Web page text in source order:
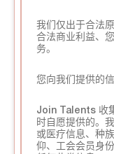
我们仅出于合法
合法商业利益、
务。
您向我们提供的
Join Talents 收
时自愿提供的。
或医疗信息、种
仰、工会会员身